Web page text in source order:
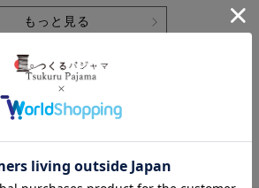
もっと見る